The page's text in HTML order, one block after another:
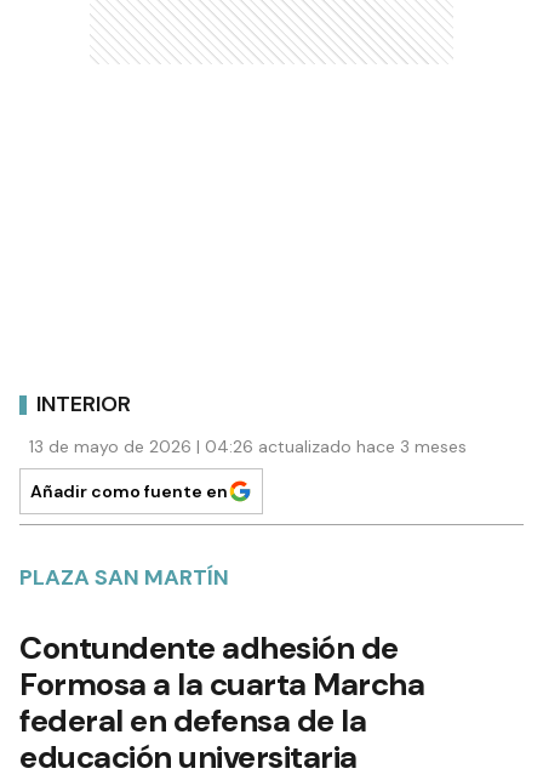
INTERIOR
13 de mayo de 2026 | 04:26 actualizado hace 3 meses
Añadir como fuente en
PLAZA SAN MARTÍN
Contundente adhesión de
Formosa a la cuarta Marcha
federal en defensa de la
educación universitaria